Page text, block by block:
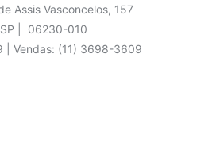
Assis Vasconcelos, 157
SP | 06230-010
| Vendas: (11) 3698-3609